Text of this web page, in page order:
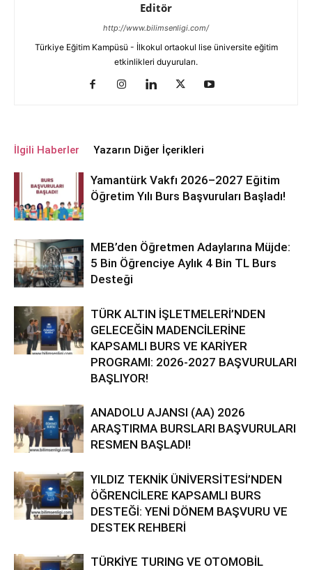
Editör
http://www.bilimsenligi.com/
Türkiye Eğitim Kampüsü - İlkokul ortaokul lise üniversite eğitim
etkinlikleri duyuruları.
İlgili Haberler Yazarın Diğer İçerikleri
Yamantürk Vakfı 2026–2027 Eğitim
Öğretim Yılı Burs Başvuruları Başladı!
MEB’den Öğretmen Adaylarına Müjde:
5 Bin Öğrenciye Aylık 4 Bin TL Burs
Desteği
TÜRK ALTIN İŞLETMELERİ’NDEN
GELECEĞİN MADENCİLERİNE
KAPSAMLI BURS VE KARİYER
PROGRAMI: 2026-2027 BAŞVURULARI
BAŞLIYOR!
ANADOLU AJANSI (AA) 2026
ARAŞTIRMA BURSLARI BAŞVURULARI
RESMEN BAŞLADI!
YILDIZ TEKNİK ÜNİVERSİTESİ’NDEN
ÖĞRENCİLERE KAPSAMLI BURS
DESTEĞİ: YENİ DÖNEM BAŞVURU VE
DESTEK REHBERİ
TÜRKİYE TURING VE OTOMOBİL